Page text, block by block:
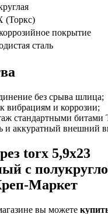
(Торкс)
покрытие
сталь
без срыва шлица;
вибрациям и коррозии;
стандартными битами
и аккуратный внешний
torx 5,9x23
с
Маркет
вы можете